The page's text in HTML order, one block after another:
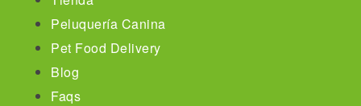
Peluquería Canina
Pet Food Delivery
Blog
Faqs